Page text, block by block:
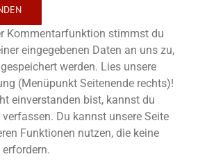
Kommentarfunktion stimmst du
eingegebenen Daten an uns zu,
werden. Lies unsere
(Menüpunkt Seitenende rechts)!
einverstanden bist, kannst du
Du kannst unsere Seite
Funktionen nutzen, die keine